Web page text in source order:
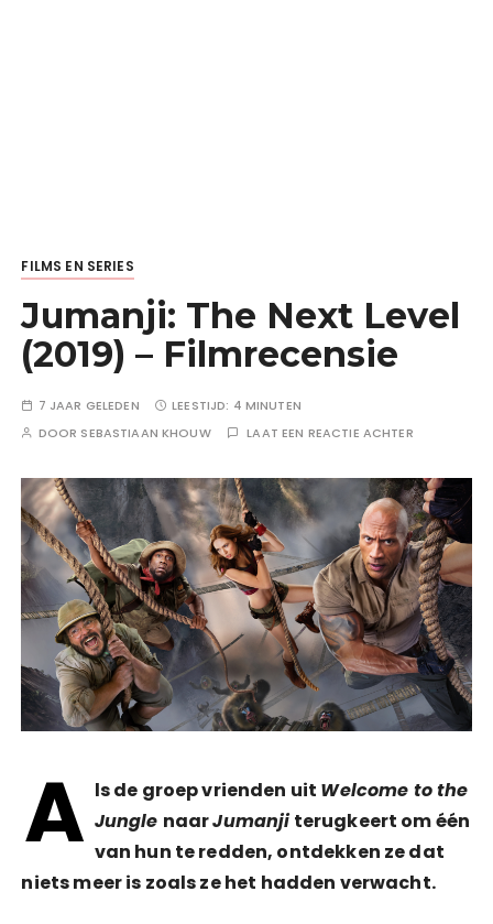
FILMS EN SERIES
Jumanji: The Next Level
(2019) – Filmrecensie
7 JAAR GELEDEN LEESTIJD: 4 MINUTEN
DOOR SEBASTIAAN KHOUW LAAT EEN REACTIE ACHTER
A ls de groep vrienden uit Welcome to the
Jungle naarJumanjiterugkeert om één
van hun te redden, ontdekken ze dat
niets meer is zoals ze het hadden verwacht.